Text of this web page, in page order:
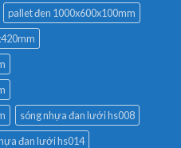
pallet đen 1000x600x100mm
sóng nhựa đan lưới hs008
đan lưới hs014